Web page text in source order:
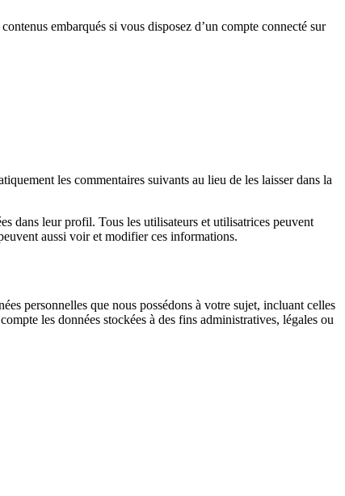
embarqués si vous disposez d’un compte connecté sur
les commentaires suivants au lieu de les laisser dans la
dans leur profil. Tous les utilisateurs et utilisatrices peuvent
aussi voir et modifier ces informations.
personnelles que nous possédons à votre sujet, incluant celles
les données stockées à des fins administratives, légales ou